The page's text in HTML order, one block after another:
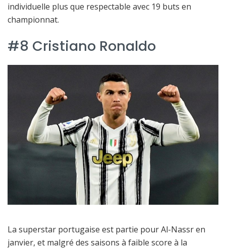
individuelle plus que respectable avec 19 buts en
championnat.
#8 Cristiano Ronaldo
La superstar portugaise est partie pour Al-Nassr en
janvier, et malgré des saisons à faible score à la